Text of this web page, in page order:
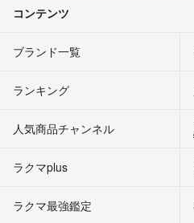
コンテンツ
ブランド一覧
ランキング
人気商品チャンネル
ラクマplus
ラクマ最強鑑定